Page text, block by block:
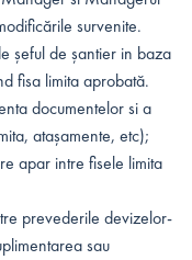
survenite.
șeful de șantier in baza
fisa limita aprobată.
documentelor si a
atașamente, etc);
apar intre fisele limita
prevederile devizelor-
sau